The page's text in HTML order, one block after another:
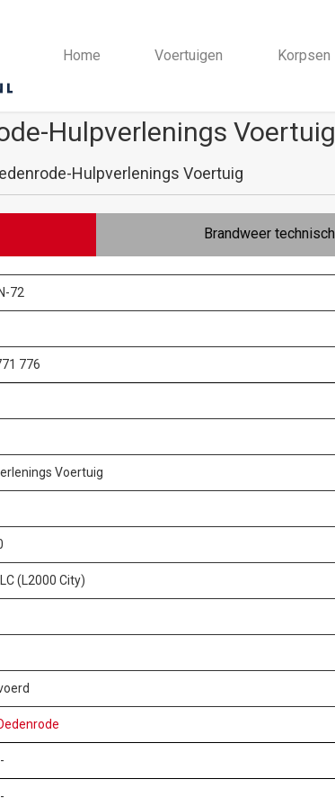
Home Voertuigen Korpsen
Hulpverlenings Voertuig
Hulpverlenings Voertuig
Brandweer technisch
72
776
Voertuig
(L2000 City)